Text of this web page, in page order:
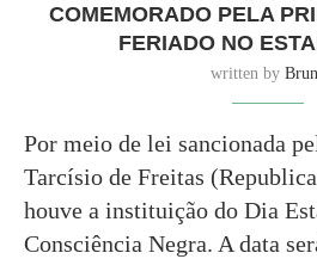
COMEMORADO PELA
FERIADO NO
written by
Por meio de lei sancionada
Tarcísio de Freitas
houve a instituição do Dia
Consciência Negra. A data